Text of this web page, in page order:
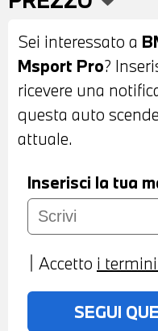
TETTO - VETRI
OSCURATI - SOFT
- SENSORI DI
POSTERIORI -
E POSTERIORE
360° - IMPIANTO
M - COMFORT
IN PELLE
MULTIFUNZIONE
CAMBIO
VOLANTE -
Sei interessato a
Msport Pro?
ricevere una
questa auto
attuale.
Inserisci la tua
Accetto i
SEGUI